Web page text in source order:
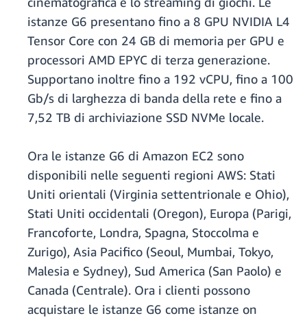
istanze G6 presentano fino a 8 GPU NVIDIA L4
Tensor Core con 24 GB di memoria per GPU e
processori AMD EPYC di terza generazione.
Supportano inoltre fino a 192 vCPU, fino a 100
Gb/s di larghezza di banda della rete e fino a
7,52 TB di archiviazione SSD NVMe locale.
Ora le istanze G6 di Amazon EC2 sono
disponibili nelle seguenti regioni AWS: Stati
Uniti orientali (Virginia settentrionale e Ohio),
Stati Uniti occidentali (Oregon), Europa (Parigi,
Francoforte, Londra, Spagna, Stoccolma e
Zurigo), Asia Pacifico (Seoul, Mumbai, Tokyo,
Malesia e Sydney), Sud America (San Paolo) e
Canada (Centrale). Ora i clienti possono
acquistare le istanze G6 come istanze on